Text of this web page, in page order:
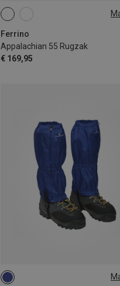
Ferrino
Appalachian 55 Rugzak
€ 169,95
55L
ONE SIZE